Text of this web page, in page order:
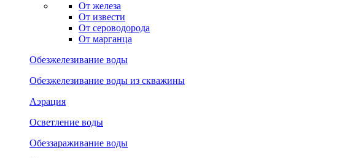
От железа
От извести
От сероводорода
От марганца
Обезжелезивание воды
Обезжелезивание воды из скважины
Аэрация
Осветление воды
Обеззараживание воды